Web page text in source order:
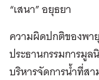
“เสนา” อยุธยา
ความผิดปกติของพายุ
ประธานกรรมการมู
บริหารจัดการน้ำที่ส